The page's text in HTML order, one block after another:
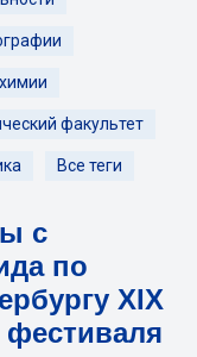
факультет
Все теги
с
по
XIX
фестиваля